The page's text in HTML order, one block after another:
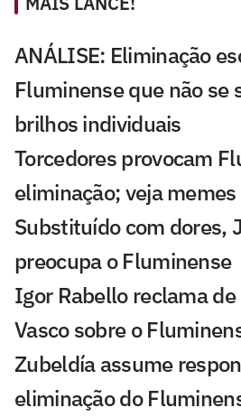
ANÁLISE: Eliminação
Fluminense que não se
brilhos individuais
Torcedores provocam
eliminação; veja memes
Substituído com dores,
preocupa o Fluminense
Igor Rabello reclama
Vasco sobre o
Zubeldía assume
eliminação do